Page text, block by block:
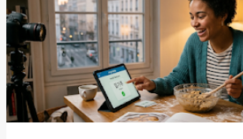
d
a
s